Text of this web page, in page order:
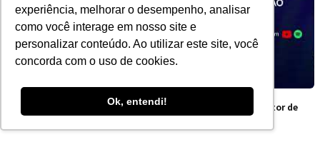
experiência, melhorar o desempenho, analisar
como você interage em nosso site e
personalizar conteúdo. Ao utilizar este site, você
concorda com o uso de cookies.
Ok, entendi!
Por que contratar junto é
Os obstáculos do Setor de